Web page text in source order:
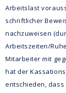
Arbeitslast
schriftlicher
nachzuweisen
Arbeitszeiten/
Mitarbeiter mit
hat der
entschieden,